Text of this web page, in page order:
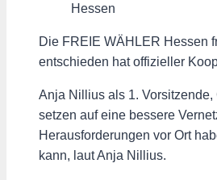
Hessen
Die FREIE WÄHLER Hessen
entschieden hat offizieller
Anja Nillius als 1.
setzen auf eine bessere
Herausforderungen vor Ort
kann, laut Anja Nillius.